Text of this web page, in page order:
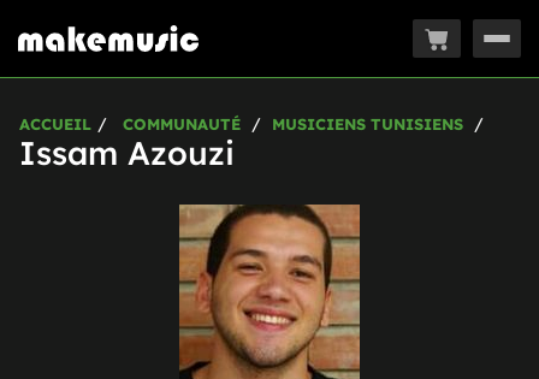
ACCUEIL COMMUNAUTÉ MUSICIENS TUNISIENS
Issam Azouzi